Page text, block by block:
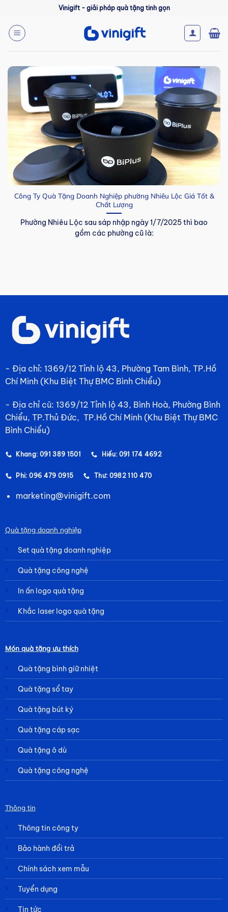
nội
dung
Vinigift - giải pháp quà tặng tinh gọn
Công Ty Quà Tặng Doanh Nghiệp phường Nhiêu Lộc Giá Tốt &
Chất Lượng
Phường Nhiêu Lộc sau sáp nhập ngày 1/7/2025 thì bao
gồm các phường cũ là:
- Địa chỉ: 1369/12 Tỉnh lộ 43, Phường Tam Bình, TP.Hồ
Chí Minh (Khu Biệt Thự BMC Bình Chiểu)
- Địa chỉ cũ: 1369/12 Tỉnh lộ 43, Bình Hoà, Phường Bình
Chiểu, TP.Thủ Đức, TP.Hồ Chí Minh (Khu Biệt Thự BMC
Bình Chiểu)
Khang: 091 389 1501 Hiếu: 091 174 4692
Phi: 096 479 0915 Thư: 0982 110 470
marketing@vinigift.com
Quà tặng doanh nghiệp
Set quà tặng doanh nghiệp
Quà tặng công nghệ
In ấn logo quà tặng
Khắc laser logo quà tặng
Món quà tặng ưu thích
Quà tặng bình giữ nhiệt
Quà tặng sổ tay
Quà tặng bút ký
Quà tặng cáp sạc
Quà tặng ô dù
Quà tặng công nghệ
Thông tin
Thông tin công ty
Bảo hành đổi trả
Chính sách xem mẫu
Tuyển dụng
Tin tức